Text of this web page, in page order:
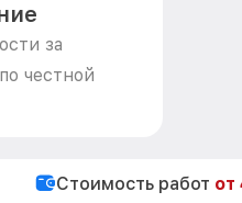
за
честной
Стоимость работ от